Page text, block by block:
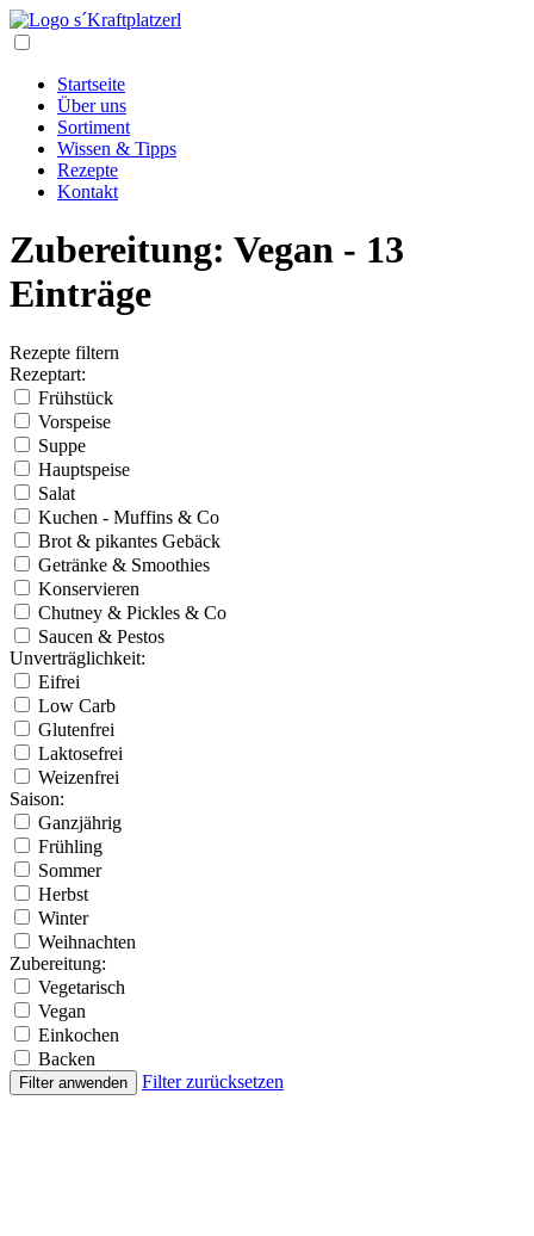
Zum
Inhalt
Startseite
Über uns
Sortiment
Wissen & Tipps
Rezepte
Kontakt
Zubereitung: Vegan - 13
Einträge
Rezepte filtern
Rezeptart:
Frühstück
Vorspeise
Suppe
Hauptspeise
Salat
Kuchen - Muffins & Co
Brot & pikantes Gebäck
Getränke & Smoothies
Konservieren
Chutney & Pickles & Co
Saucen & Pestos
Unverträglichkeit:
Eifrei
Low Carb
Glutenfrei
Laktosefrei
Weizenfrei
Saison:
Ganzjährig
Frühling
Sommer
Herbst
Winter
Weihnachten
Zubereitung:
Vegetarisch
Vegan
Einkochen
Backen
Filter anwenden Filter zurücksetzen